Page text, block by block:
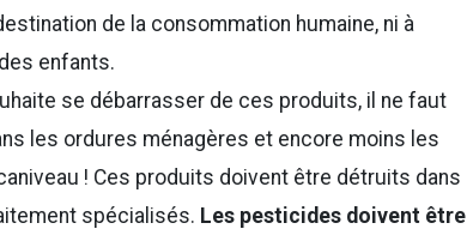
de la consommation humaine, ni à
enfants.
se débarrasser de ces produits, il ne faut
les ordures ménagères et encore moins les
! Ces produits doivent être détruits dans
spécialisés. Les pesticides doivent être